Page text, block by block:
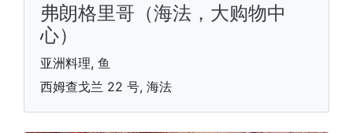
弗朗格里哥（海法，大购物中
心）
亚洲料理, 鱼
西姆查戈兰 22 号, 海法